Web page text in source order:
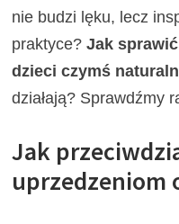
nie budzi lęku, lecz
praktyce?Jak
dzieci czymś
działają? Sprawdźmy
Jak
uprzedzeniom